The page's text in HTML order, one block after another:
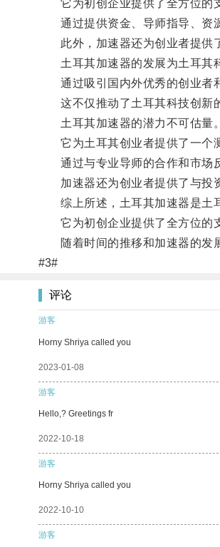
它为初创企业提供了全方位的支
通过提供资金、导师指导、资源
此外，加速器还为创业者提供了
土耳其加速器的发展为土耳其科
通过吸引国内外优秀的创业者和
这不仅推动了土耳其科技创新的
土耳其加速器的潜力不可估量。
它为土耳其创业者提供了一个测
通过与专业导师的合作和市场反
加速器还为创业者提供了与投资
综上所述，土耳其加速器是土耳
它为初创企业提供了全方位的支
随着时间的推移和加速器的发展
#3#
评论
游客
Horny Shriya called you
2023-01-08
游客
Hello,? Greetings fr
2022-10-18
游客
Horny Shriya called you
2022-10-10
游客